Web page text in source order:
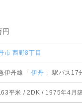
不動産エージェン
価格査定を依頼する
相場データを依頼する
買替え成功
不動産の売
もの
円
市西野8丁目
伊丹線「伊丹 」駅バス17
平米 / 2DK / 1975年4月